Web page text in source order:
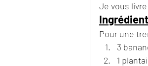
Je vous
Pour une
3
1